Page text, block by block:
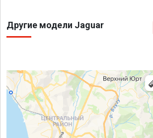
Другие модели Jaguar